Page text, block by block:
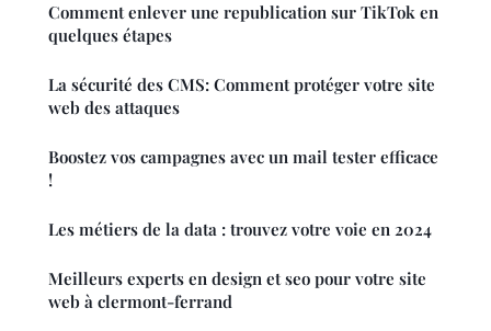
Comment enlever une republication sur TikTok en
quelques étapes
La sécurité des CMS: Comment protéger votre site
web des attaques
Boostez vos campagnes avec un mail tester efficace
!
Les métiers de la data : trouvez votre voie en 2024
Meilleurs experts en design et seo pour votre site
web à clermont-ferrand